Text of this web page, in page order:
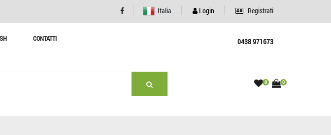
Italia Login Registrati
CONTATTI 0438 971673
0 0